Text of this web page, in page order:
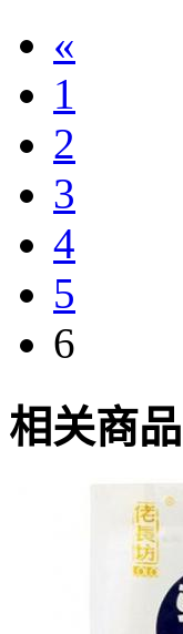
«
1
2
3
4
5
6
相关商品